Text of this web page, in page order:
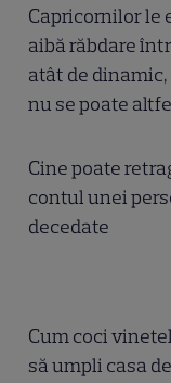
Capricornilor le
aibă răbdare
atât de
nu se poate
Cine poate
contul unei
decedate
Cum coci
să umpli casa